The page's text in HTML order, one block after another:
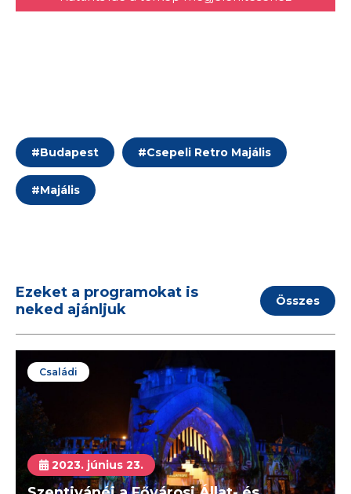
#Budapest #Csepeli Retro Majális
#Majális
Ezeket a programokat is
neked ajánljuk
Összes
Családi
2023. június 23.